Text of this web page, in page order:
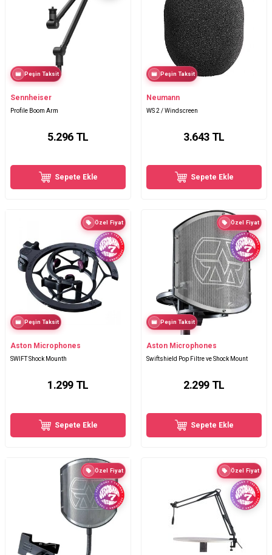
Peşin Taksit
Sennheiser
Profile Boom Arm
5.296 TL
Sepete Ekle
Peşin Taksit
Neumann
WS 2 / Windscreen
3.643 TL
Sepete Ekle
Özel Fiyat
Peşin Taksit
Aston Microphones
SWIFT Shock Mounth
1.299 TL
Sepete Ekle
Özel Fiyat
Peşin Taksit
Aston Microphones
Swiftshield Pop Filtre ve Shock Mount
2.299 TL
Sepete Ekle
Özel Fiyat Özel Fiyat